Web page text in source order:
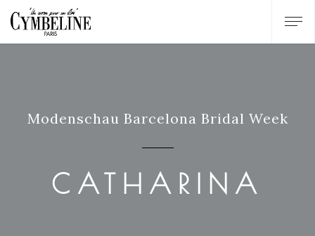
Modenschau Barcelona Bridal Week
CATHARINA